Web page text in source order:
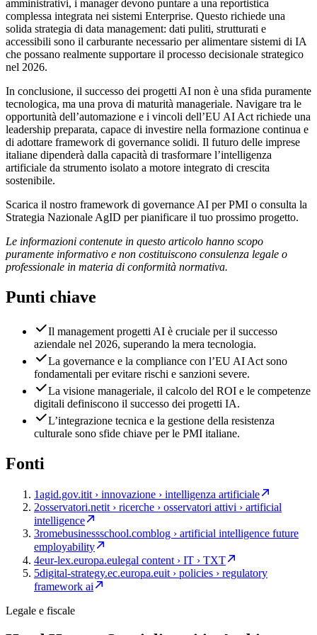
amministrativi, i manager devono puntare a una reportistica
complessa integrata nei sistemi Enterprise. Questo richiede una
solida strategia di data management: dati puliti, strutturati e
accessibili sono il carburante necessario per alimentare sistemi di IA
che possano realmente supportare il processo decisionale strategico
nel 2026.
In conclusione, il successo dei progetti AI non è una sfida puramente
tecnologica, ma una prova di maturità manageriale. Navigare tra le
opportunità dell’automazione e i vincoli dell’EU AI Act richiede una
leadership preparata, capace di investire nella formazione continua e
di adottare framework di governance solidi. Il futuro delle imprese
italiane dipenderà dalla capacità di trasformare l’intelligenza
artificiale da strumento isolato a motore integrato di crescita
sostenibile.
Scarica il nostro framework di governance AI per PMI o consulta la
Strategia Nazionale AgID per pianificare il tuo prossimo progetto.
Le informazioni contenute in questo articolo hanno scopo
puramente informativo e non costituiscono consulenza legale o
professionale in materia di conformità normativa.
Punti chiave
Il management progetti AI è cruciale per il successo
aziendale nel 2026, superando la mera tecnologia.
La governance e la compliance con l’EU AI Act sono
fondamentali per evitare rischi e sanzioni severe.
La visione manageriale, il calcolo del ROI e le competenze
digitali definiscono il successo dei progetti IA.
L’integrazione tecnica e la gestione della resistenza
culturale sono sfide chiave per le PMI italiane.
Fonti
1agid.gov.itit › innovazione › intelligenza artificiale
2osservatori.netit › ricerche › osservatori attivi › artificial
intelligence
3romebusinessschool.comblog › artificial intelligence future
employability
4eur-lex.europa.eulegal content › IT › TXT
5digital-strategy.ec.europa.euit › policies › regulatory
framework ai
Legale e fiscale